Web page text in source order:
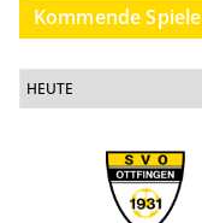
Kommende Spiele
HEUTE